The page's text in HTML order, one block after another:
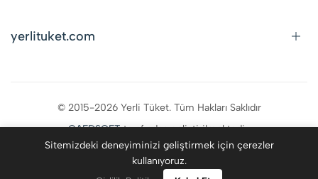
yerlituket.com
© 2015-2026 Yerli Tüket. Tüm Hakları Saklıdır
CAFDSOFTtarafından geliştirilmektedir.
Sitemizdeki deneyiminizi geliştirmek için çerezler
kullanıyoruz.
0